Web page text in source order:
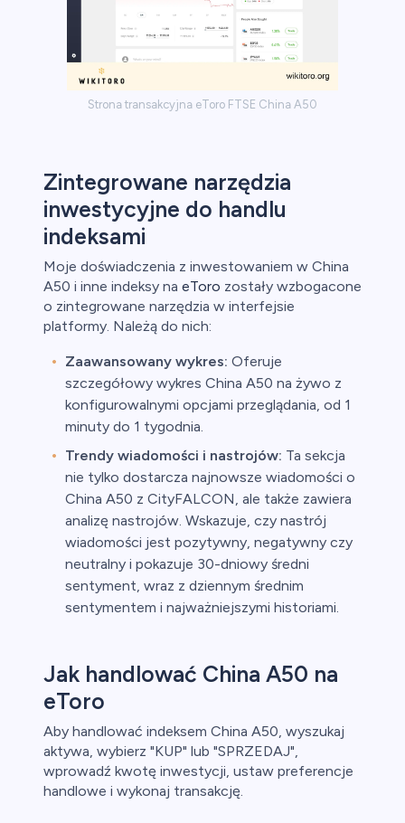
Strona transakcyjna eToro FTSE China A50
Zintegrowane narzędzia
inwestycyjne do handlu
indeksami
Moje doświadczenia z inwestowaniem w China
A50 i inne indeksy na eToro zostały wzbogacone
o zintegrowane narzędzia w interfejsie
platformy. Należą do nich:
Zaawansowany wykres: Oferuje
szczegółowy wykres China A50 na żywo z
konfigurowalnymi opcjami przeglądania, od 1
minuty do 1 tygodnia.
Trendy wiadomości i nastrojów: Ta sekcja
nie tylko dostarcza najnowsze wiadomości o
China A50 z CityFALCON, ale także zawiera
analizę nastrojów. Wskazuje, czy nastrój
wiadomości jest pozytywny, negatywny czy
neutralny i pokazuje 30-dniowy średni
sentyment, wraz z dziennym średnim
sentymentem i najważniejszymi historiami.
Jak handlować China A50 na
eToro
Aby handlować indeksem China A50, wyszukaj
aktywa, wybierz "KUP" lub "SPRZEDAJ",
wprowadź kwotę inwestycji, ustaw preferencje
handlowe i wykonaj transakcję.